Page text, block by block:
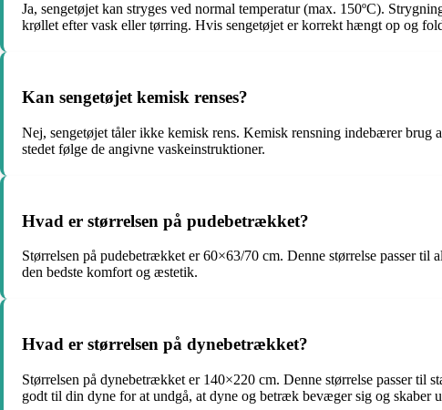
Ja, sengetøjet kan stryges ved normal temperatur (max. 150ºC).
krøllet efter vask eller tørring. Hvis sengetøjet er korrekt hængt op og
Kan sengetøjet kemisk renses?
Nej, sengetøjet tåler ikke kemisk rens. Kemisk rensning indebærer brug
stedet følge de angivne vaskeinstruktioner.
Hvad er størrelsen på pudebetrækket?
Størrelsen på pudebetrækket er 60×63/70 cm. Denne størrelse passer
den bedste komfort og æstetik.
Hvad er størrelsen på dynebetrækket?
Størrelsen på dynebetrækket er 140×220 cm. Denne størrelse passer
godt til din dyne for at undgå, at dyne og betræk bevæger sig og skaber